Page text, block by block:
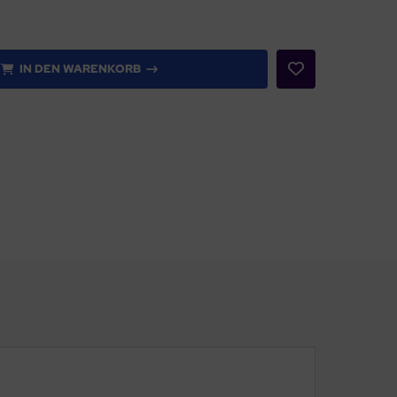
IN DEN WARENKORB